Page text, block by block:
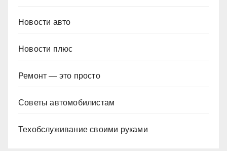
Новости авто
Новости плюс
Ремонт — это просто
Советы автомобилистам
Техобслуживание своими руками